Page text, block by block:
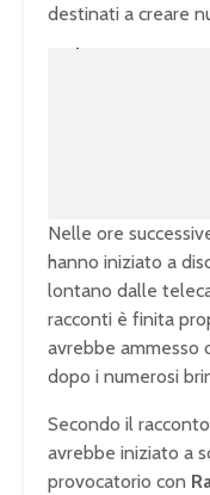
destinati a creare
Nelle ore
hanno iniziato a
lontano dalle
racconti è finita
avrebbe ammesso
dopo i numerosi
Secondo il
avrebbe iniziato a
provocatorio con